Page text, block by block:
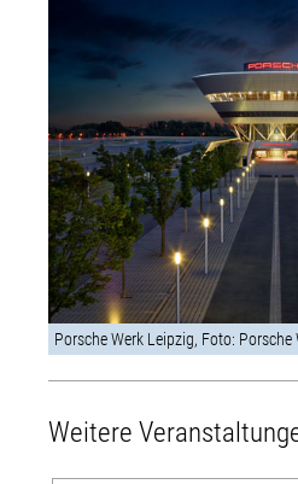
Porsche Werk Leipzig, Foto: Porsche
Weitere